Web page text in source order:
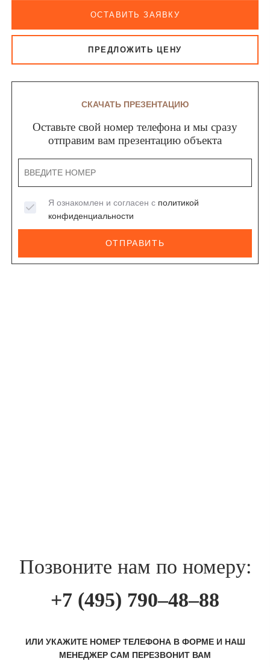
ОСТАВИТЬ ЗАЯВКУ
ПРЕДЛОЖИТЬ ЦЕНУ
СКАЧАТЬ ПРЕЗЕНТАЦИЮ
Оставьте свой номер телефона и мы сразу
отправим вам презентацию объекта
Я ознакомлен и согласен с политикой
конфиденциальности
ОТПРАВИТЬ
Позвоните нам по номеру:
+7 (495) 790–48–88
ИЛИ УКАЖИТЕ НОМЕР ТЕЛЕФОНА В ФОРМЕ И НАШ
МЕНЕДЖЕР САМ ПЕРЕЗВОНИТ ВАМ